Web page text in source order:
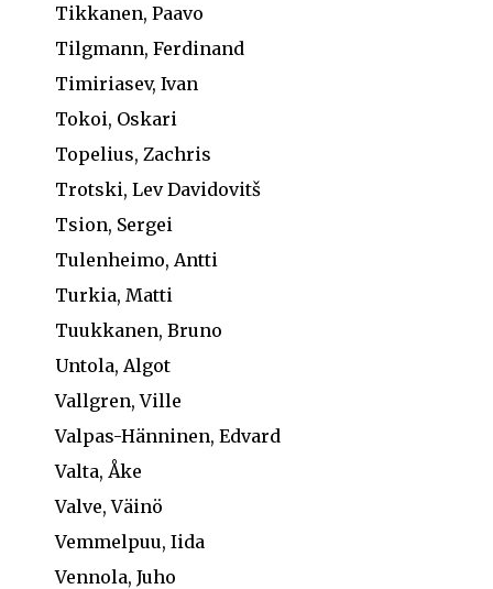
Tikkanen, Paavo
Tilgmann, Ferdinand
Timiriasev, Ivan
Tokoi, Oskari
Topelius, Zachris
Trotski, Lev Davidovitš
Tsion, Sergei
Tulenheimo, Antti
Turkia, Matti
Tuukkanen, Bruno
Untola, Algot
Vallgren, Ville
Valpas-Hänninen, Edvard
Valta, Åke
Valve, Väinö
Vemmelpuu, Iida
Vennola, Juho